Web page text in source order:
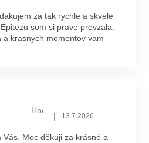
za tak rychle a skvele
som si prave prevzala.
a krasnych momentov vam
Hodnocení obchodu je 5 z 5
| 13.7.2026
Moc děkuji za krásné a